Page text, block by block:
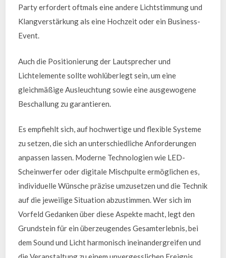
Party erfordert oftmals eine andere Lichtstimmung und
Klangverstärkung als eine Hochzeit oder ein Business-
Event.
Auch die Positionierung der Lautsprecher und
Lichtelemente sollte wohlüberlegt sein, um eine
gleichmäßige Ausleuchtung sowie eine ausgewogene
Beschallung zu garantieren.
Es empfiehlt sich, auf hochwertige und flexible Systeme
zu setzen, die sich an unterschiedliche Anforderungen
anpassen lassen. Moderne Technologien wie LED-
Scheinwerfer oder digitale Mischpulte ermöglichen es,
individuelle Wünsche präzise umzusetzen und die Technik
auf die jeweilige Situation abzustimmen. Wer sich im
Vorfeld Gedanken über diese Aspekte macht, legt den
Grundstein für ein überzeugendes Gesamterlebnis, bei
dem Sound und Licht harmonisch ineinandergreifen und